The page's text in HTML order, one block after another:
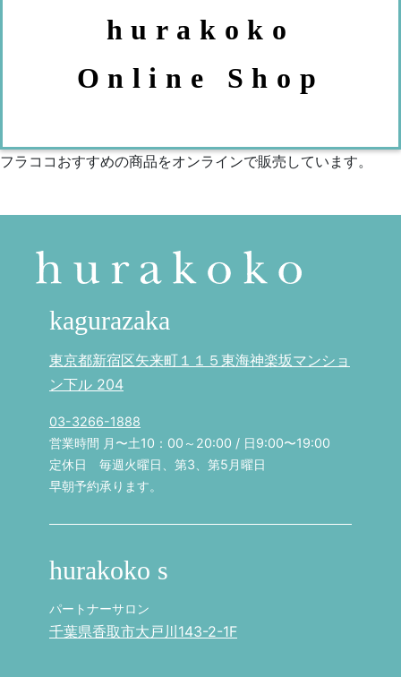
hurakoko
Online Shop
フラココおすすめの商品をオンラインで販売しています。
kagurazaka
東京都新宿区矢来町１１５東海神楽坂マンショ
ン下ル 204
03-3266-1888
営業時間 月〜土10：00～20:00 / 日9:00〜19:00
定休日 毎週火曜日、第3、第5月曜日
早朝予約承ります。
hurakoko s
パートナーサロン
千葉県香取市大戸川143-2-1F